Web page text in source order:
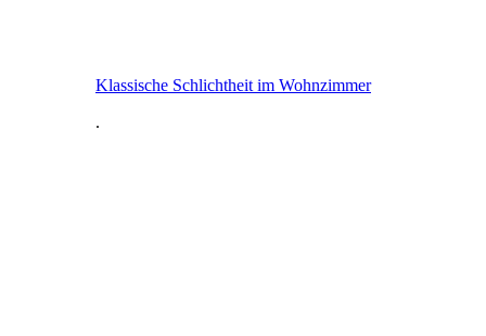
Klassische Schlichtheit im Wohnzimmer
.